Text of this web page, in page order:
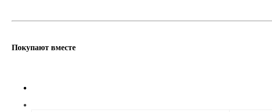
Покупают вместе